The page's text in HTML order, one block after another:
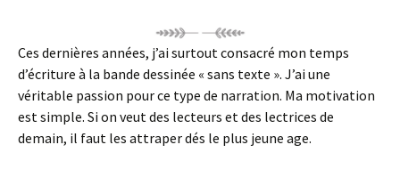
Ces dernières années, j’ai surtout consacré mon temps
d’écriture à la bande dessinée « sans texte ». J’ai une
véritable passion pour ce type de narration. Ma motivation
est simple. Si on veut des lecteurs et des lectrices de
demain, il faut les attraper dés le plus jeune age.